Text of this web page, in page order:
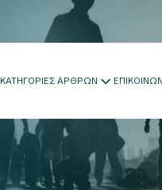
ΚΑΤΗΓΟΡΙΕΣ ΑΡΘΡΩΝ